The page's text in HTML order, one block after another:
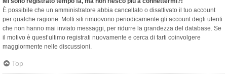
È possibile che un amministratore abbia cancellato o disattivato il tuo account
per qualche ragione. Molti siti rimuovono periodicamente gli account degli utenti
che non hanno mai inviato messaggi, per ridurre la grandezza del database. Se
il motivo è quest’ultimo registrati nuovamente e cerca di farti coinvolgere
maggiormente nelle discussioni.
Top